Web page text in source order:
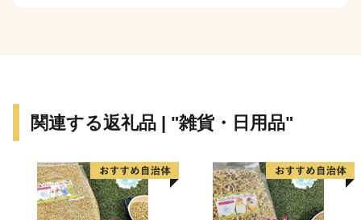
印南町では、1億円事業として人材育成のため「かえる
推進事業」を財源に全国に類を見ない「かえる」をテー
マとしたユニークな橋（かえる橋）を建設しました。多
くの人々を招き入れ、町発展への願いを込めたもので
関連する返礼品 | "雑貨・日用品"